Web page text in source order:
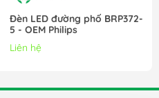
tạo nên Modul tiêu
học làm từ nhựa PC
Đèn LED đường phố BRP372-
5 - OEM Philips
Liên hệ